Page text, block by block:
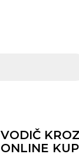
VODIČ KROZ
ONLINE